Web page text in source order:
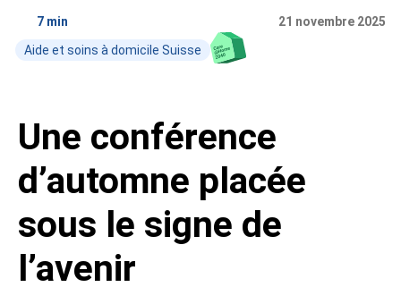
Étude
Personnes
«Aperçu»
Conseil média
Place de marché
7 min
21 novembre 2025
Aide et soins à domicile Suisse
Une conférence
d’automne placée
sous le signe de
l’avenir